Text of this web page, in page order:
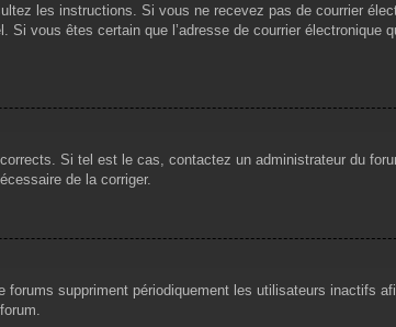
les instructions. Si vous ne recevez pas de courrier
vous êtes certain que l’adresse de courrier électronique
Si tel est le cas, contactez un administrateur du
de la corriger.
suppriment périodiquement les utilisateurs inactifs